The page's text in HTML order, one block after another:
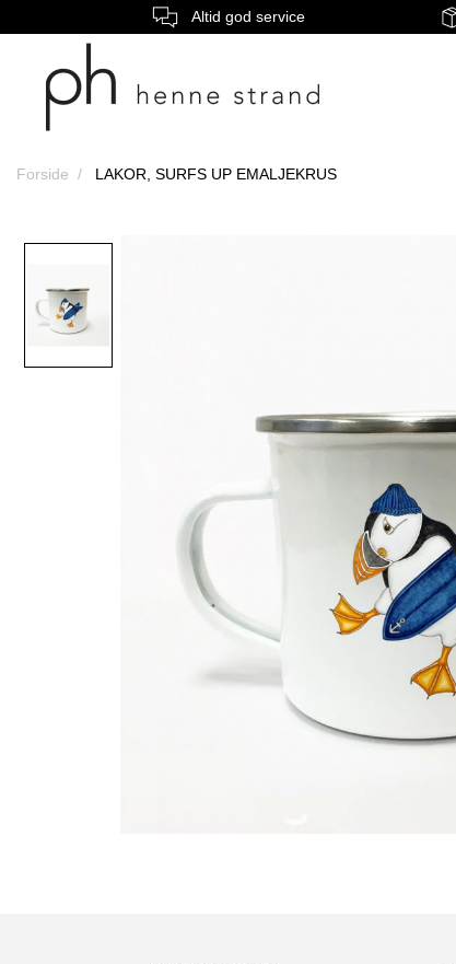
Altid god service
Forside LAKOR, SURFS UP EMALJEKRUS